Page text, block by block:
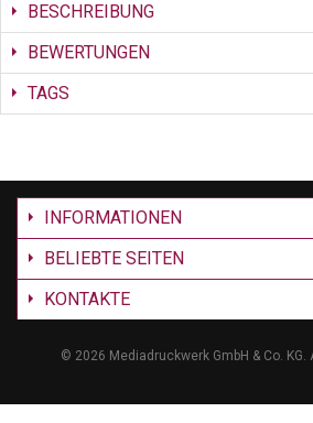
BESCHREIBUNG
BEWERTUNGEN
TAGS
INFORMATIONEN
BELIEBTE SEITEN
KONTAKTE
© 2026 Mediadruckwerk GmbH & Co.